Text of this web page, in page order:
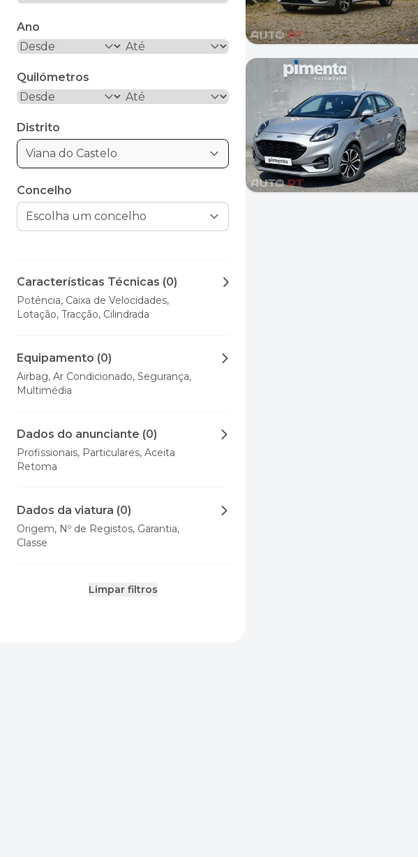
Ano
Quilómetros
Distrito
Viana do Castelo
Concelho
Características Técnicas (0)
Potência, Caixa de Velocidades,
Lotação, Tracção, Cilindrada
Equipamento (0)
Airbag, Ar Condicionado, Segurança,
Multimédia
Dados do anunciante (0)
Profissionais, Particulares, Aceita
Retoma
Dados da viatura (0)
Origem, Nº de Registos, Garantia,
Classe
Limpar filtros